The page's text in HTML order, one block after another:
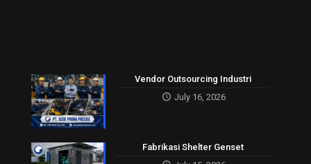
Vendor Outsourcing Industri
July 16, 2026
Fabrikasi Shelter Genset